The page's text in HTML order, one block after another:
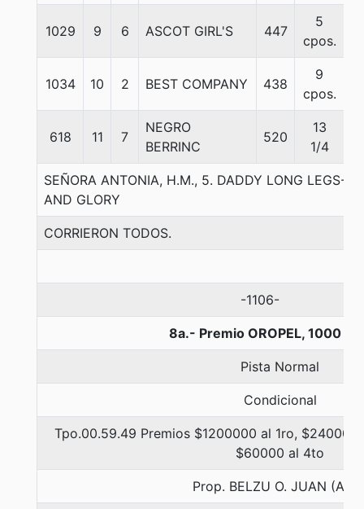
1029 9 6 ASCOT GIRL'S 447
5
cpos.
1034 10 2 BEST COMPANY 438
9
cpos.
618 11 7
NEGRO
BERRINC
520
13
1/4
SEÑORA ANTONIA, H.M., 5. DADDY LONG LEGS-
AND GLORY
CORRIERON TODOS.
-1106-
8a.- Premio OROPEL, 1000
Pista Normal
Condicional
Tpo.00.59.49 Premios $1200000 al 1ro,
$60000 al 4to
Prop. BELZU O. JUAN